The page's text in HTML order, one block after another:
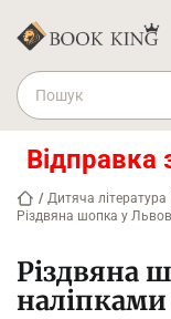
/ Дитяча література
Різдвяна шопка у
Різдвяна